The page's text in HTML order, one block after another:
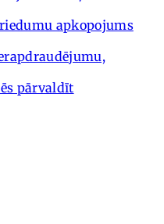
apkopojums
pārvaldīt